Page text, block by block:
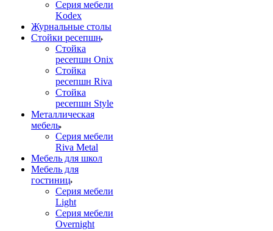
Серия мебели
Kodex
Журнальные столы
Стойки ресепшн
Стойка
ресепшн Onix
Стойка
ресепшн Riva
Стойка
ресепшн Style
Металлическая
мебель
Серия мебели
Riva Metal
Мебель для школ
Мебель для
гостиниц
Серия мебели
Light
Серия мебели
Overnight